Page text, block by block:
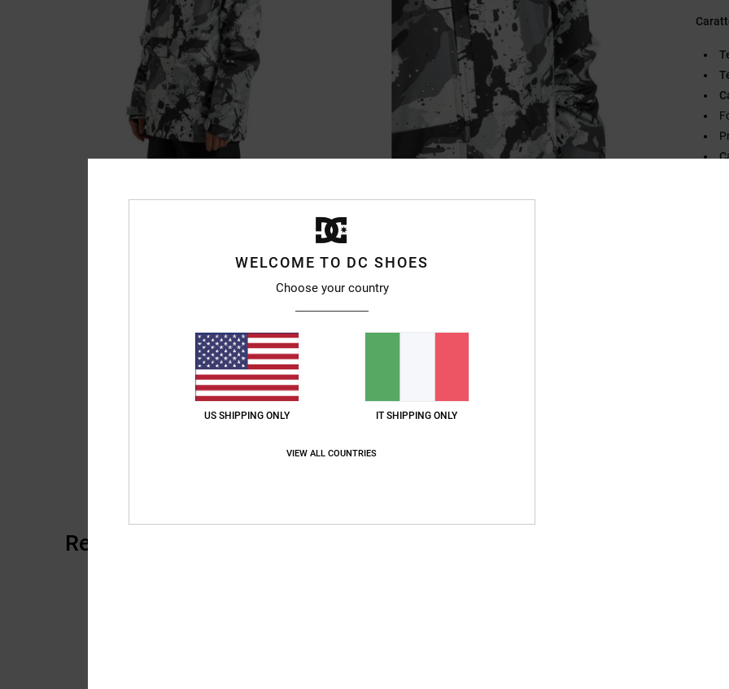
Recensioni dei clienti
WELCOME TO DC SHOES
Choose your country
US SHIPPING ONLY IT SHIPPING ONLY
VIEW ALL COUNTRIES